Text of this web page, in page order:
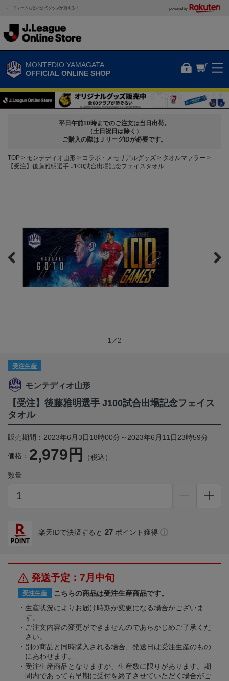
ユニフォームなどの公式グッズが買える！ powered by
MONTEDIO YAMAGATA
OFFICIAL ONLINE SHOP
平日午前10時までのご注文は当日出荷。
（土日祝日は除く）
ご購入の際はＪリーグIDが必要です。
TOP モンテディオ山形 コラボ・メモリアルグッズ
タオルマフラー
【受注】後藤雅明選手 J100試合出場記念フェイスタオル
1／2
受注生産
モンテディオ山形
【受注】後藤雅明選手 J100試合出場記念フェイス
タオル
販売期間：2023年6月3日18時00分～2023年6月11日23時59分
価格： 2,979円 （税込）
数量
楽天IDで決済すると 27 ポイント獲得
発送予定：7月中旬
受注生産
こちらの商品は受注生産商品です。
生産状況によりお届け時期が変更になる場合がございま
す。
ご注文内容の変更ができませんのであらかじめご了承くだ
さい。
別の商品と同時購入される場合、発送日は受注生産のもの
にあわせます。
受注生産商品となりますが、生産数に限りがあります。期
間内であっても早期に受付を終了させていただく場合がご